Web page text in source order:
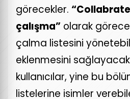
görecekler.
çalışma” olarak
çalma listesini
eklenmesini
kullanıcılar, yine bu
listelerine isimler